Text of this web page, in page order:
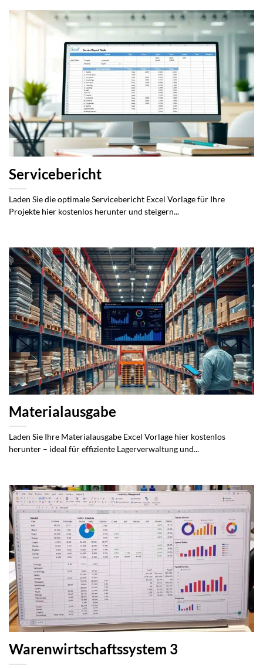
Servicebericht
Laden Sie die optimale Servicebericht Excel Vorlage für Ihre
Projekte hier kostenlos herunter und steigern...
Materialausgabe
Laden Sie Ihre Materialausgabe Excel Vorlage hier kostenlos
herunter – ideal für effiziente Lagerverwaltung und...
Warenwirtschaftssystem 3